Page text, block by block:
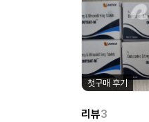
첫구매 후기
리뷰3